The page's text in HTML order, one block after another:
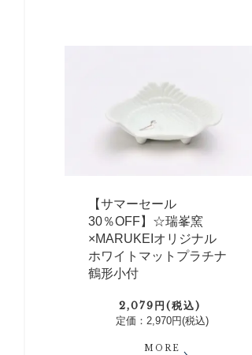
【サマーセール
30％OFF】☆瑞峯窯
×MARUKEIオリジナル
ホワイトマットプラチナ
鶴形小付
2,079円(税込)
定価：2,970円(税込)
MORE